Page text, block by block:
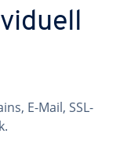
E-Mail, SSL-